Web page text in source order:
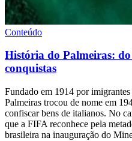
Conteúdo
História do Palmeiras:
conquistas
Fundado em 1914 por
Palmeiras trocou de nome em
confiscar bens de italianos. No
que a FIFA reconhece pela
brasileira na inauguração do